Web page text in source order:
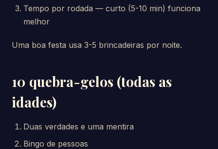
Tempo por rodada — curto (5-10 min) funciona
melhor
Uma boa festa usa 3-5 brincadeiras por noite.
10 quebra-gelos (todas as
idades)
Duas verdades e uma mentira
Bingo de pessoas